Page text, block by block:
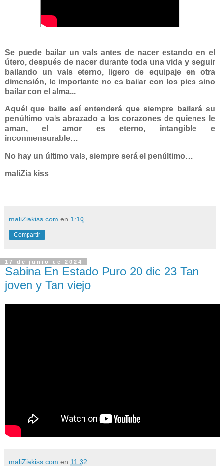
Se puede bailar un vals antes de nacer estando en el
útero, después de nacer durante toda una vida y seguir
bailando un vals eterno, ligero de equipaje en otra
dimensión, lo importante no es bailar con los pies sino
bailar con el alma...
Aquél que baile así entenderá que siempre bailará su
penúltimo vals abrazado a los corazones de quienes le
aman,
el amor es eterno, intangible e
inconmensurable…
No hay un último vals, siempre será el penúltimo…
maliZia kiss
maliZiakiss.com en 1:10
Compartir
17 de junio de 2024
Sabina En Estado Puro 20 dic 23 Tan
joven y Tan viejo
maliZiakiss.com en 11:32